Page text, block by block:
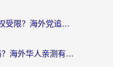
央视影音当前地区版权受限？海外党追剧看片的终极解决方案来了
交管12123国外能用吗？海外华人亲测有效的回国加速器选择指南